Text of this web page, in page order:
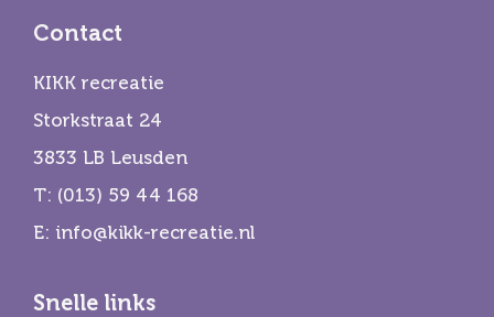
Contact
KIKK recreatie
Storkstraat 24
3833 LB Leusden
T: (013) 59 44 168
E: info@kikk-recreatie.nl
Snelle links